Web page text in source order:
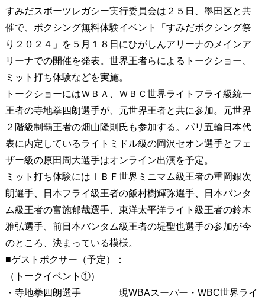
すみだスポーツレガシー実行委員会は２５日、墨田区と共
催で、ボクシング無料体験イベント「すみだボクシング祭
り２０２４」を５月１８日にひがしんアリーナのメインア
リーナでの開催を発表。世界王者らによるトークショー、
ミット打ち体験などを実施。
トークショーにはＷＢＡ、ＷＢＣ世界ライトフライ級統一
王者の寺地拳四朗選手が、元世界王者と共に参加。元世界
２階級制覇王者の畑山隆則氏も参加する。パリ五輪日本代
表に内定しているライトミドル級の岡沢セオン選手とフェ
ザー級の原田周大選手はオンライン出演を予定。
ミット打ち体験にはＩＢＦ世界ミニマム級王者の重岡銀次
朗選手、日本フライ級王者の飯村樹輝弥選手、日本バンタ
ム級王者の富施郁哉選手、東洋太平洋ライト級王者の鈴木
雅弘選手、前日本バンタム級王者の堤聖也選手の参加が今
のところ、決まっている模様。
■ゲストボクサー（予定）：
（トークイベント①）
・寺地拳四朗選手 現WBAスーパー・WBC世界ライ